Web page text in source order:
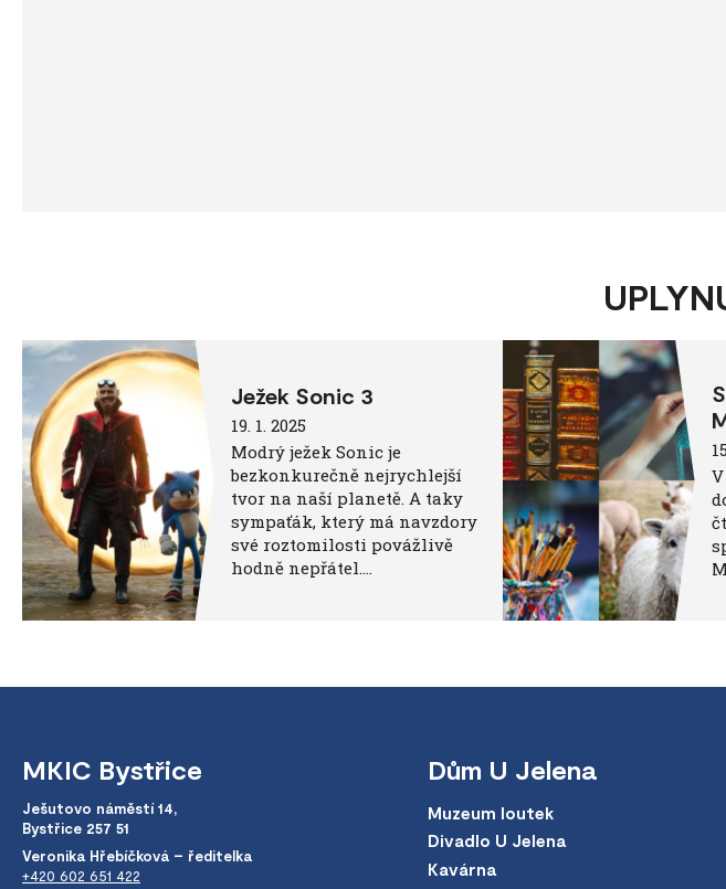
Ježek Sonic 3
19. 1. 2025
Modrý ježek Sonic je
bezkonkurečně nejrychlejší
tvor na naší planetě. A taky
sympaťák, který má navzdory
své roztomilosti povážlivě
hodně nepřátel….
MKIC Bystřice
Ješutovo náměstí 14,
Bystřice 257 51
Veronika Hřebíčková – ředitelka
+420 602 651 422
Dům U Jelena
Muzeum loutek
Divadlo U Jelena
Kavárna